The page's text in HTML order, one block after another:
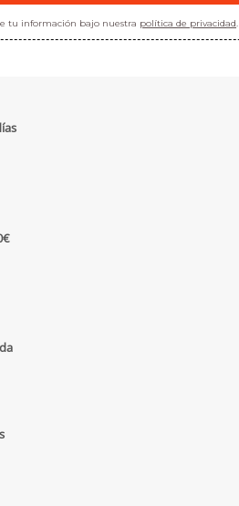
tu información bajo nuestra política de privacidad.